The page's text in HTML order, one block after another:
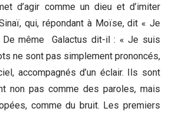
d’agir comme un dieu et d’imiter
qui, répondant à Moïse, dit « Je
même Galactus dit-il : « Je suis
ne sont pas simplement prononcés,
accompagnés d’un éclair. Ils sont
non pas comme des paroles, mais
comme du bruit. Les premiers